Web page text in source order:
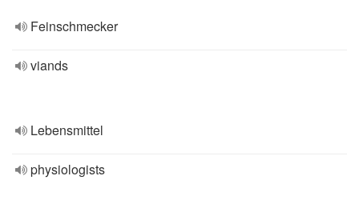
Feinschmecker
viands
Lebensmittel
physiologists